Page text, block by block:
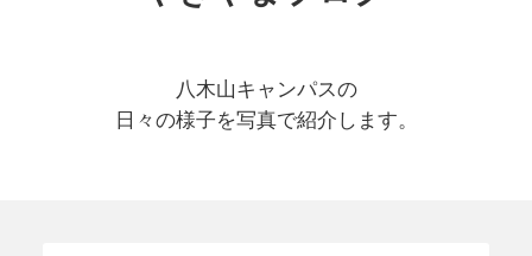
八木山キャンパスの
日々の様子を写真で紹介します。